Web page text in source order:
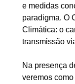
e medidas
paradigma. O
Climática: o
transmissão
Na presença
veremos